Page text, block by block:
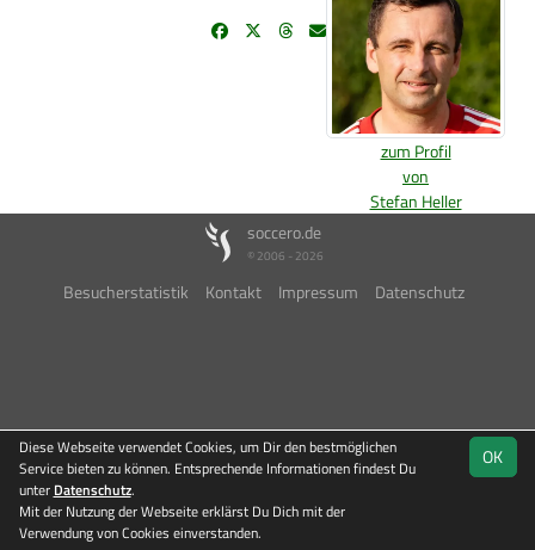
zum Profil
von
Stefan Heller
soccero.de
© 2006 - 2026
Besucherstatistik Kontakt Impressum Datenschutz
OK
Diese Webseite verwendet Cookies, um Dir den bestmöglichen
Service bieten zu können. Entsprechende Informationen findest Du
unter Datenschutz.
Mit der Nutzung der Webseite erklärst Du Dich mit der
Verwendung von Cookies einverstanden.